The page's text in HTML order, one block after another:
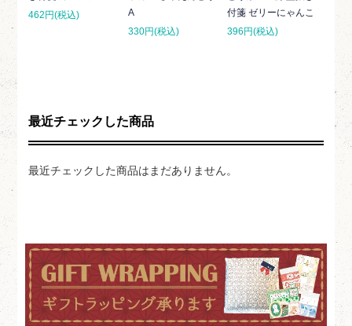
462円(税込)
A
330円(税込)
付箋 ゼリーにゃんこ
396円(税込)
最近チェックした商品
最近チェックした商品はまだありません。